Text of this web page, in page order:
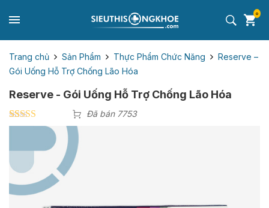
0
Trang chủ Sản Phẩm Thực Phẩm Chức Năng
Reserve –
Gói Uống Hỗ Trợ Chống Lão Hóa
Reserve - Gói Uống Hỗ Trợ Chống Lão Hóa
4.40trên 5
10
Đã bán 7753